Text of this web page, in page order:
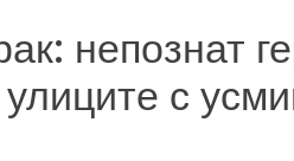
непознат
с